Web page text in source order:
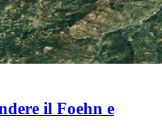
il Foehn e